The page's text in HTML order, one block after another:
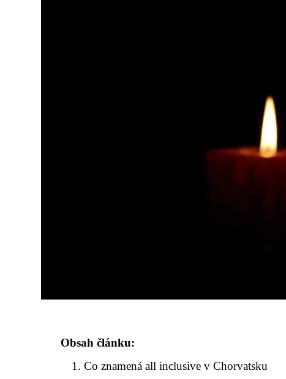
Obsah článku:
Co znamená all inclusive v Chorvatsku